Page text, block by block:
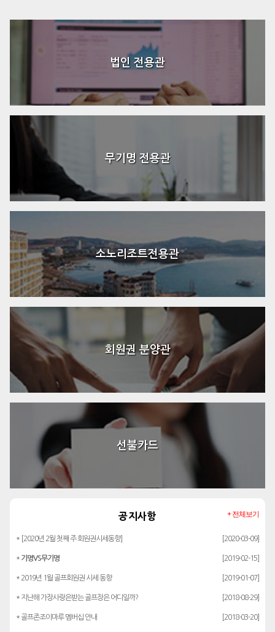
법인 전용관
무기명 전용관
소노리조트전용관
회원권 분양관
선불카드
공지사항
* [2020년 2월 첫째 주 회원권시세동향] [2020-03-09]
* 기명VS무기명 [2019-02-15]
* 2019년 1월 골프회원권 시세 동향 [2019-01-07]
* 지난해 가장사랑은받는 골프장은 어디일까? [2018-08-29]
* 골프존조이마루 멤버십 안내 [2018-03-20]
+ 전체보기